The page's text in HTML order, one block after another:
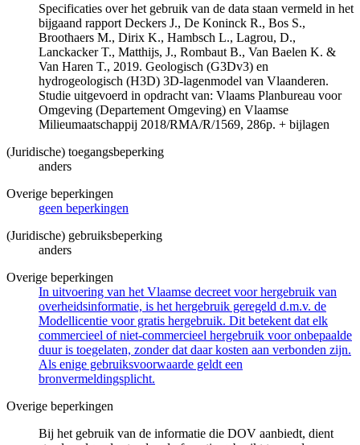
Specificaties over het gebruik van de data staan vermeld in het
bijgaand rapport Deckers J., De Koninck R., Bos S.,
Broothaers M., Dirix K., Hambsch L., Lagrou, D.,
Lanckacker T., Matthijs, J., Rombaut B., Van Baelen K. &
Van Haren T., 2019. Geologisch (G3Dv3) en
hydrogeologisch (H3D) 3D-lagenmodel van Vlaanderen.
Studie uitgevoerd in opdracht van: Vlaams Planbureau voor
Omgeving (Departement Omgeving) en Vlaamse
Milieumaatschappij 2018/RMA/R/1569, 286p. + bijlagen
(Juridische) toegangsbeperking
anders
Overige beperkingen
geen beperkingen
(Juridische) gebruiksbeperking
anders
Overige beperkingen
In uitvoering van het Vlaamse decreet voor hergebruik van
overheidsinformatie, is het hergebruik geregeld d.m.v. de
Modellicentie voor gratis hergebruik. Dit betekent dat elk
commercieel of niet-commercieel hergebruik voor onbepaalde
duur is toegelaten, zonder dat daar kosten aan verbonden zijn.
Als enige gebruiksvoorwaarde geldt een
bronvermeldingsplicht.
Overige beperkingen
Bij het gebruik van de informatie die DOV aanbiedt, dient